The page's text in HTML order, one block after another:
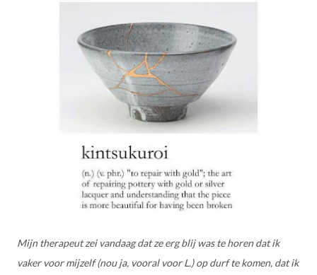
Mijn therapeut zei vandaag dat ze erg blij was te horen dat ik
vaker voor mijzelf (nou ja, vooral voor L.) op durf te komen, dat ik